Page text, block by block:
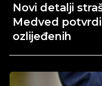
Novi detalji
Medved
ozlijeđenih